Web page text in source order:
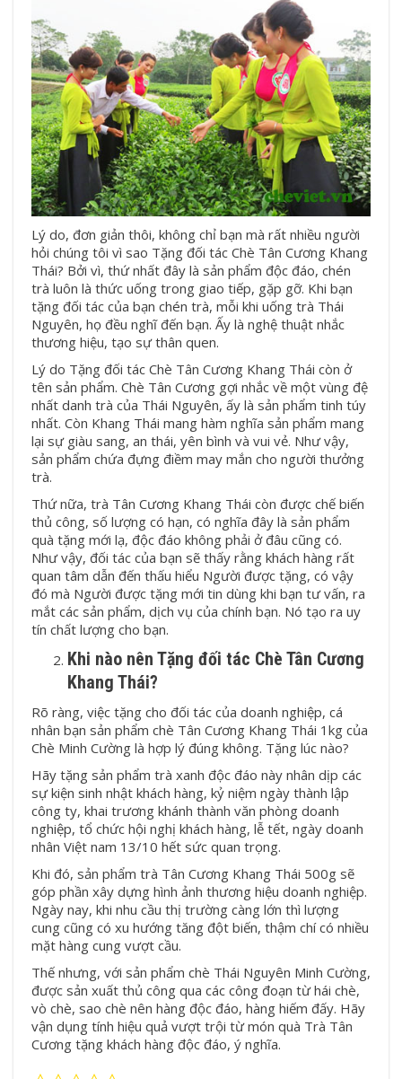
Lý do, đơn giản thôi, không chỉ bạn mà rất nhiều người
hỏi chúng tôi vì sao Tặng đối tác Chè Tân Cương Khang
Thái? Bởi vì, thứ nhất đây là sản phẩm độc đáo, chén
trà luôn là thức uống trong giao tiếp, gặp gỡ. Khi bạn
tặng đối tác của bạn chén trà, mỗi khi uống trà Thái
Nguyên, họ đều nghĩ đến bạn. Ấy là nghệ thuật nhắc
thương hiệu, tạo sự thân quen.
Lý do Tặng đối tác Chè Tân Cương Khang Thái còn ở
tên sản phẩm. Chè Tân Cương gợi nhắc về một vùng đệ
nhất danh trà của Thái Nguyên, ấy là sản phẩm tinh túy
nhất. Còn Khang Thái mang hàm nghĩa sản phẩm mang
lại sự giàu sang, an thái, yên bình và vui vẻ. Như vậy,
sản phẩm chứa đựng điềm may mắn cho người thưởng
trà.
Thứ nữa, trà Tân Cương Khang Thái còn được chế biến
thủ công, số lượng có hạn, có nghĩa đây là sản phẩm
quà tặng mới lạ, độc đáo không phải ở đâu cũng có.
Như vậy, đối tác của bạn sẽ thấy rằng khách hàng rất
quan tâm dẫn đến thấu hiểu Người được tặng, có vậy
đó mà Người được tặng mới tin dùng khi bạn tư vấn, ra
mắt các sản phẩm, dịch vụ của chính bạn. Nó tạo ra uy
tín chất lượng cho bạn.
Khi nào nên Tặng đối tác Chè Tân Cương
Khang Thái?
Rõ ràng, việc tặng cho đối tác của doanh nghiệp, cá
nhân bạn sản phẩm chè Tân Cương Khang Thái 1kg của
Chè Minh Cường là hợp lý đúng không. Tặng lúc nào?
Hãy tặng sản phẩm trà xanh độc đáo này nhân dịp các
sự kiện sinh nhật khách hàng, kỷ niệm ngày thành lập
công ty, khai trương khánh thành văn phòng doanh
nghiệp, tổ chức hội nghị khách hàng, lễ tết, ngày doanh
nhân Việt nam 13/10 hết sức quan trọng.
Khi đó, sản phẩm trà Tân Cương Khang Thái 500g sẽ
góp phần xây dựng hình ảnh thương hiệu doanh nghiệp.
Ngày nay, khi nhu cầu thị trường càng lớn thì lượng
cung cũng có xu hướng tăng đột biến, thậm chí có nhiều
mặt hàng cung vượt cầu.
Thế nhưng, với sản phẩm chè Thái Nguyên Minh Cường,
được sản xuất thủ công qua các công đoạn từ hái chè,
vò chè, sao chè nên hàng độc đáo, hàng hiếm đấy. Hãy
vận dụng tính hiệu quả vượt trội từ món quà Trà Tân
Cương tặng khách hàng độc đáo, ý nghĩa.